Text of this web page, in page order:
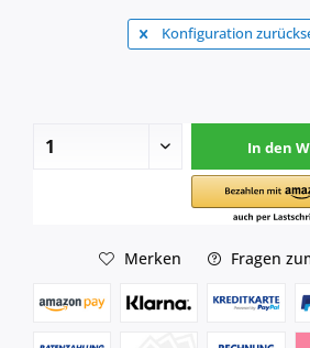
Konfiguration
In den
Merken Fragen